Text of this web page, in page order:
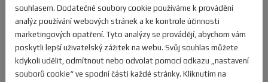
souhlasem. Dodatečné soubory cookie používáme k provádění
analýz používání webových stránek a ke kontrole účinnosti
marketingových opatření. Tyto analýzy se provádějí, abychom vám
poskytli lepší uživatelský zážitek na webu. Svůj souhlas můžete
kdykoli udělit, odmítnout nebo odvolat pomocí odkazu „nastavení
souborů cookie“ ve spodní části každé stránky. Kliknutím na